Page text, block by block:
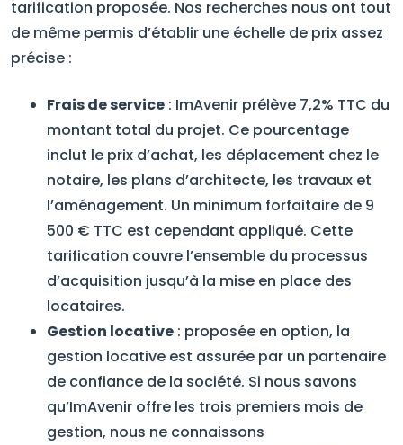
tarification proposée. Nos recherches nous ont tout
de même permis d’établir une échelle de prix assez
précise :
Frais de service : ImAvenir prélève 7,2% TTC du
montant total du projet. Ce pourcentage
inclut le prix d’achat, les déplacement chez le
notaire, les plans d’architecte, les travaux et
l’aménagement. Un minimum forfaitaire de 9
500 € TTC est cependant appliqué. Cette
tarification couvre l’ensemble du processus
d’acquisition jusqu’à la mise en place des
locataires.
Gestion locative : proposée en option, la
gestion locative est assurée par un partenaire
de confiance de la société. Si nous savons
qu’ImAvenir offre les trois premiers mois de
gestion, nous ne connaissons